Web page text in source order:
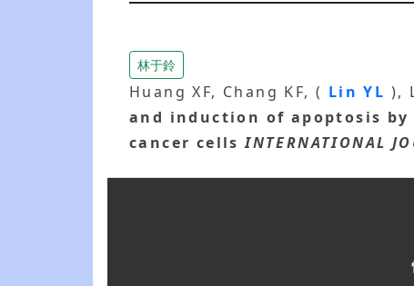
林于鈴
Huang XF, Chang KF, ( Lin YL ),
and induction of apoptosis
cancer cells INTERNATIONAL